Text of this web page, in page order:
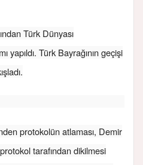
Türk Dünyası
yapıldı. Türk Bayrağının geçişi
protokolün atlaması, Demir
tarafından dikilmesi